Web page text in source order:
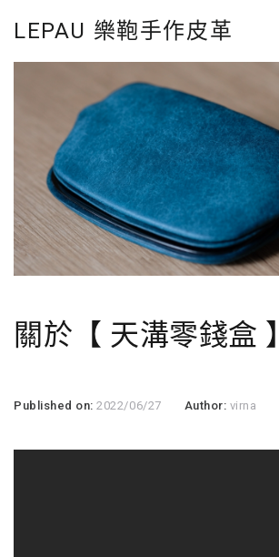
LEPAU 樂鞄手作皮革
關於【 天溝零錢盒 】
Published on:2022/06/27 Author: virna